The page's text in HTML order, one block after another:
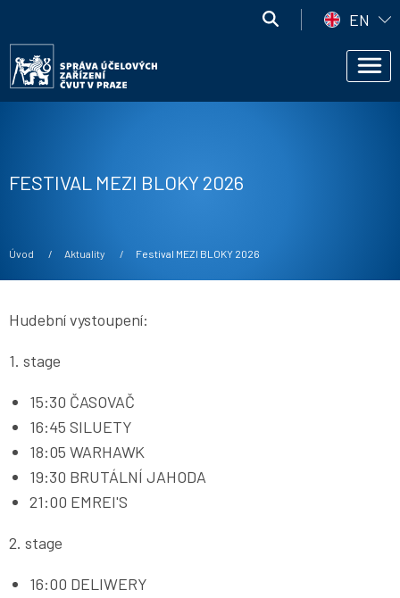
účelových
zařízení
ČVUT
EN
Správa
účelových
zařízení
FESTIVAL MEZI BLOKY 2026
Drobečková navigace
Úvod Aktuality Current:
Festival MEZI BLOKY 2026
Hudební vystoupení:
1. stage
15:30 ČASOVAČ
16:45 SILUETY
18:05 WARHAWK
19:30 BRUTÁLNÍ JAHODA
21:00 EMREI'S
2. stage
16:00 DELIWERY